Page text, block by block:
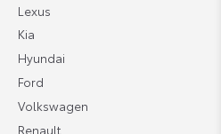
Lexus
Kia
Hyundai
Ford
Volkswagen
Renault